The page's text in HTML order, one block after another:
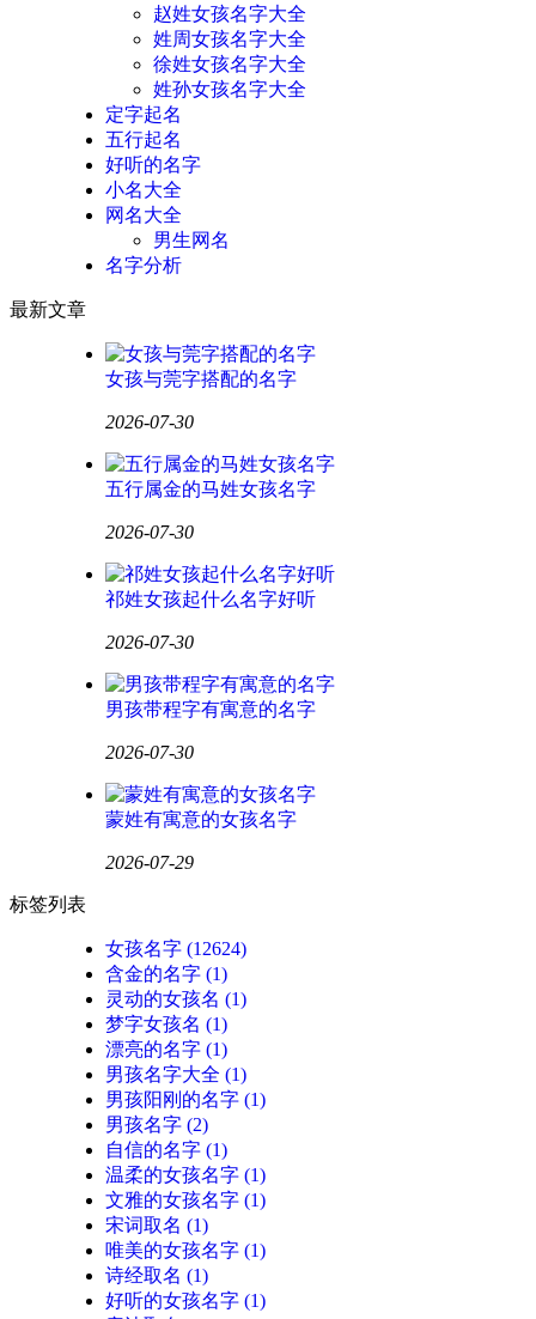
赵姓女孩名字大全
姓周女孩名字大全
徐姓女孩名字大全
姓孙女孩名字大全
定字起名
五行起名
好听的名字
小名大全
网名大全
男生网名
名字分析
最新文章
女孩与莞字搭配的名字
2026-07-30
五行属金的马姓女孩名字
2026-07-30
祁姓女孩起什么名字好听
2026-07-30
男孩带程字有寓意的名字
2026-07-30
蒙姓有寓意的女孩名字
2026-07-29
标签列表
女孩名字 (12624)
含金的名字 (1)
灵动的女孩名 (1)
梦字女孩名 (1)
漂亮的名字 (1)
男孩名字大全 (1)
男孩阳刚的名字 (1)
男孩名字 (2)
自信的名字 (1)
温柔的女孩名字 (1)
文雅的女孩名字 (1)
宋词取名 (1)
唯美的女孩名字 (1)
诗经取名 (1)
好听的女孩名字 (1)